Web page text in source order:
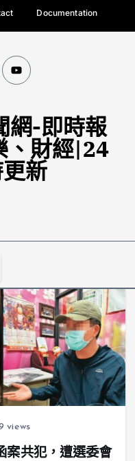
Documentation
網-即時報
、財經|24
新
views
案共犯，遭選委會